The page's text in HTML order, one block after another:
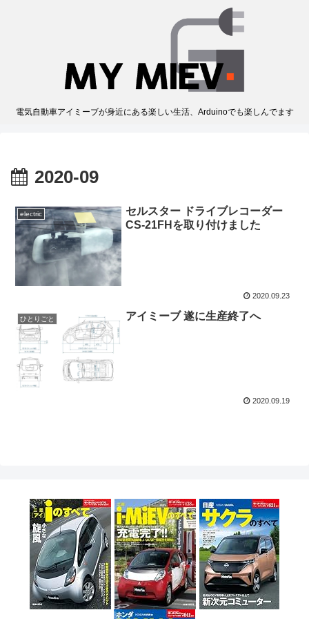
電気自動車アイミーブが身近にある楽しい生活、Arduinoでも楽しんでます
2020-09
electric
セルスター ドライブレコーダー
CS-21FHを取り付けました
2020.09.23
ひとりごと アイミーブ 遂に生産終了へ
2020.09.19